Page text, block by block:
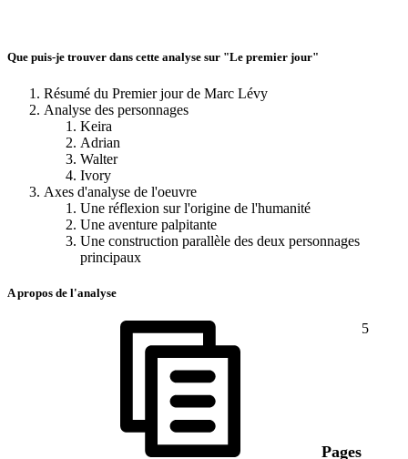
Que puis-je trouver dans cette analyse sur "Le premier jour"
Résumé du Premier jour de Marc Lévy
Analyse des personnages
Keira
Adrian
Walter
Ivory
Axes d'analyse de l'oeuvre
Une réflexion sur l'origine de l'humanité
Une aventure palpitante
Une construction parallèle des deux personnages
principaux
A propos de l'analyse
Pages
5